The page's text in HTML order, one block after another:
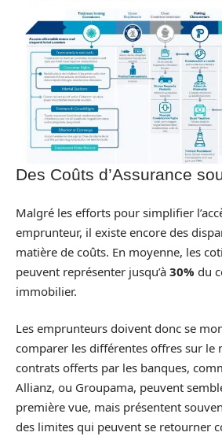
Des Coûts d’Assurance
Malgré les efforts pour simplifier
emprunteur, il existe encore des
matière de coûts. En moyenne, les
peuvent représenter jusqu’à 30% du
immobilier.
Les emprunteurs doivent donc se
comparer les différentes offres sur le
contrats offerts par les banques,
Allianz, ou Groupama, peuvent
première vue, mais présentent
des limites qui peuvent se retourner